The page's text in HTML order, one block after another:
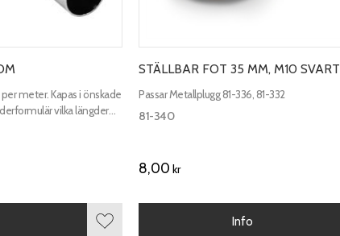
meter. Kapas i önskade
vilka längder
mm.
Lägg till i favoriter
STÄLLBAR FOT 35 MM, M10 SVART
Passar Metallplugg 81-336, 81-332
81-340
8,00 kr
Info